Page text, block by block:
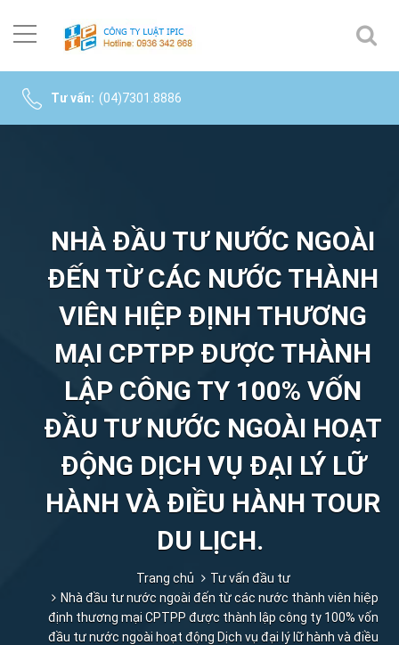
Tư vấn: (04)7301.8886
NHÀ ĐẦU TƯ NƯỚC NGOÀI
ĐẾN TỪ CÁC NƯỚC THÀNH
VIÊN HIỆP ĐỊNH THƯƠNG
MẠI CPTPP ĐƯỢC THÀNH
LẬP CÔNG TY 100% VỐN
ĐẦU TƯ NƯỚC NGOÀI HOẠT
ĐỘNG DỊCH VỤ ĐẠI LÝ LỮ
HÀNH VÀ ĐIỀU HÀNH TOUR
DU LỊCH.
Trang chủ
Tư vấn đầu tư
Nhà đầu tư nước ngoài đến từ các nước thành viên hiệp
định thương mại CPTPP được thành lập công ty 100% vốn
đầu tư nước ngoài hoạt động Dịch vụ đại lý lữ hành và điều